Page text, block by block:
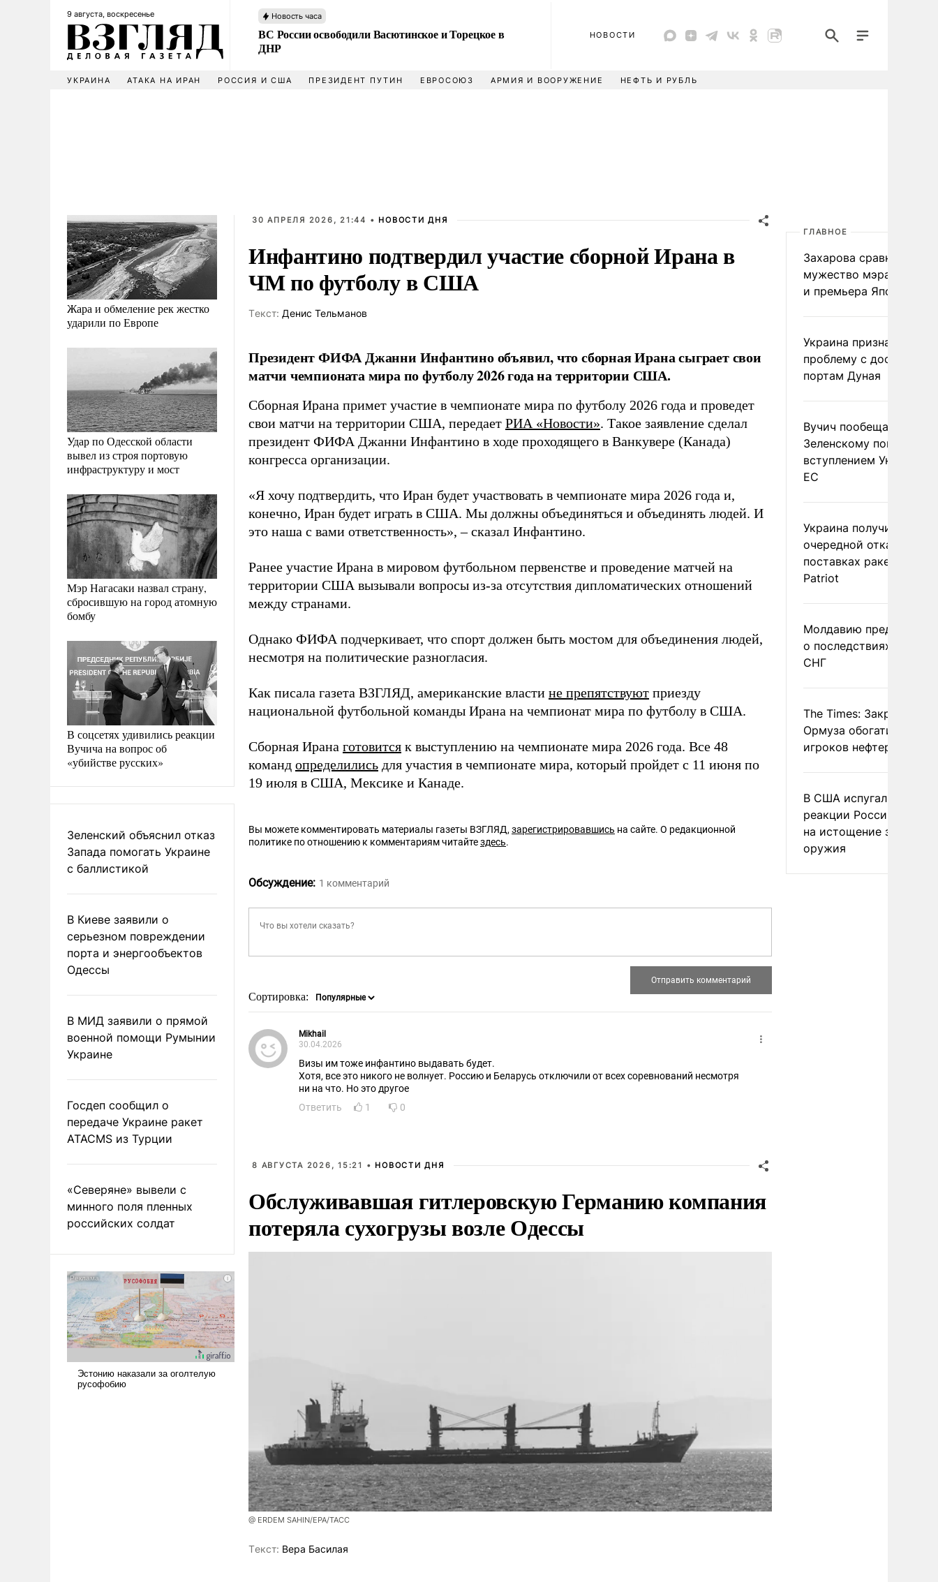
9 августа, воскресенье Новость часа
ВС России освободили Васютинское и Торецкое в
ДНР
НОВОСТИ
УКРАИНА АТАКА НА ИРАН РОССИЯ И США ПРЕЗИДЕНТ ПУТИН ЕВРОСОЮЗ АРМИЯ И ВООРУЖЕНИЕ НЕФТЬ И РУБЛЬ
Жара и обмеление рек жестко
ударили по Европе
Удар по Одесской области
вывел из строя портовую
инфраструктуру и мост
Мэр Нагасаки назвал страну,
сбросившую на город атомную
бомбу
В соцсетях удивились реакции
Вучича на вопрос об
«убийстве русских»
Зеленский объяснил отказ
Запада помогать Украине
с баллистикой
В Киеве заявили о
серьезном повреждении
порта и энергообъектов
Одессы
В МИД заявили о прямой
военной помощи Румынии
Украине
Госдеп сообщил о
передаче Украине ракет
ATACMS из Турции
«Северяне» вывели с
минного поля пленных
российских солдат
30 АПРЕЛЯ 2026, 21:44 • НОВОСТИ ДНЯ
Инфантино подтвердил участие сборной Ирана в
ЧМ по футболу в США
Tекст: Денис Тельманов
Президент ФИФА Джанни Инфантино объявил, что сборная Ирана сыграет свои
матчи чемпионата мира по футболу 2026 года на территории США.
Сборная Ирана примет участие в чемпионате мира по футболу 2026 года и проведет
свои матчи на территории США, передает РИА «Новости». Такое заявление сделал
президент ФИФА Джанни Инфантино в ходе проходящего в Ванкувере (Канада)
конгресса организации.
«Я хочу подтвердить, что Иран будет участвовать в чемпионате мира 2026 года и,
конечно, Иран будет играть в США. Мы должны объединяться и объединять людей. И
это наша с вами ответственность», – сказал Инфантино.
Ранее участие Ирана в мировом футбольном первенстве и проведение матчей на
территории США вызывали вопросы из-за отсутствия дипломатических отношений
между странами.
Однако ФИФА подчеркивает, что спорт должен быть мостом для объединения людей,
несмотря на политические разногласия.
Как писала газета ВЗГЛЯД, американские власти не препятствуют приезду
национальной футбольной команды Ирана на чемпионат мира по футболу в США.
Сборная Ирана готовится к выступлению на чемпионате мира 2026 года. Все 48
команд определились для участия в чемпионате мира, который пройдет с 11 июня по
19 июля в США, Мексике и Канаде.
Вы можете комментировать материалы газеты ВЗГЛЯД, зарегистрировавшись на сайте. О редакционной
политике по отношению к комментариям читайтездесь.
Обсуждение: 1 комментарий
Сортировка:
Mikhail
30.04.2026
Визы им тоже инфантино выдавать будет.
Хотя, все это никого не волнует. Россию и Беларусь отключили от всех соревнований несмотря
ни на что. Но это другое
Ответить
1 0
8 АВГУСТА 2026, 15:21 • НОВОСТИ ДНЯ
Обслуживавшая гитлеровскую Германию компания
потеряла сухогрузы возле Одессы
@ ERDEM SAHIN/EPA/ТАСС
Tекст: Вера Басилая
ГЛАВНОЕ
Захарова сравнила
мужество мэра
и премьера Японии
Украина признала
проблему с доступом к
портам Дуная
Вучич пообещал
Зеленскому помочь со
вступлением Украины в
ЕС
Украина получила
очередной отказ в
поставках ракет для
Patriot
Молдавию
о последствиях выхода
СНГ
The Times: Закрытие
Ормуза обогатило
игроков нефтерынка
В США испугались
реакции России и
на истощение запасов
оружия